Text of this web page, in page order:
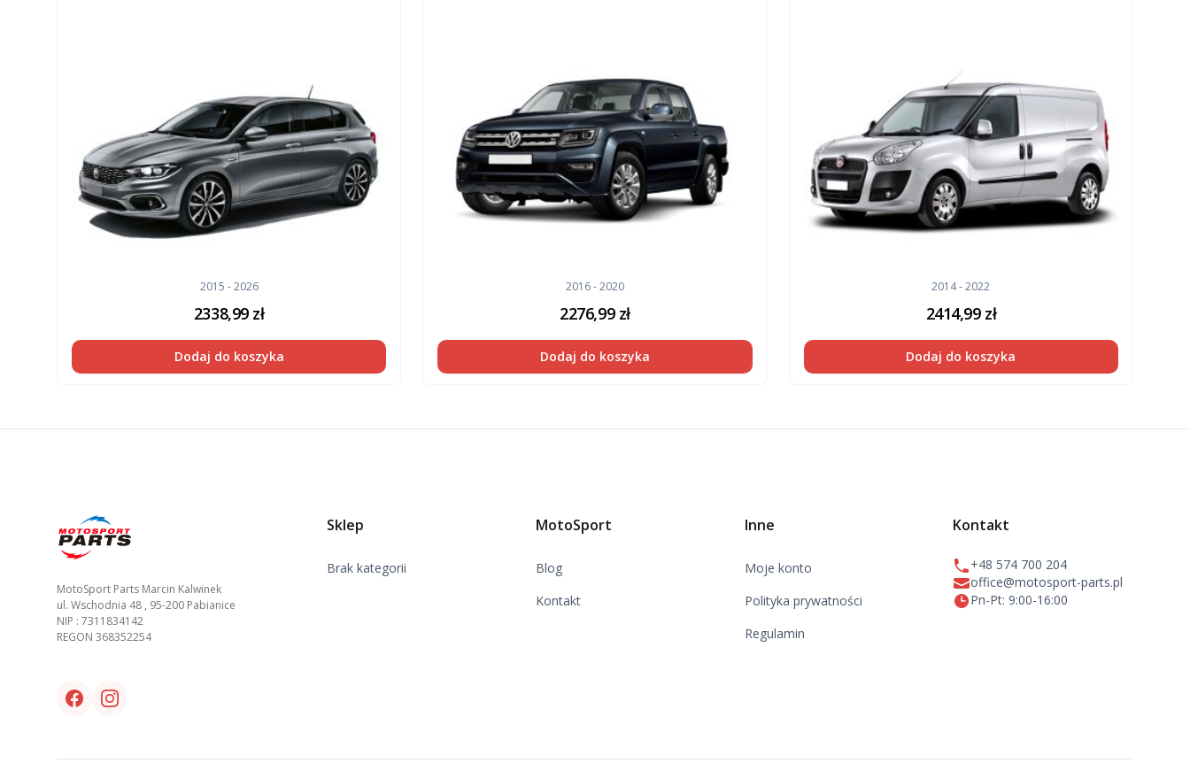
2015 - 2026
2338,99 zł
Dodaj do koszyka
2016 - 2020
2276,99 zł
Dodaj do koszyka
2014 - 2022
2414,99 zł
Dodaj do koszyka
MotoSport Parts Marcin Kalwinek
ul. Wschodnia 48 , 95-200 Pabianice
NIP : 7311834142
REGON 368352254
Facebook link
Instagram link
Sklep
Brak kategorii
MotoSport
Blog
Kontakt
Inne
Moje konto
Polityka prywatności
Regulamin
Kontakt
+48 574 700 204
office@motosport-parts.pl
Pn-Pt: 9:00-16:00